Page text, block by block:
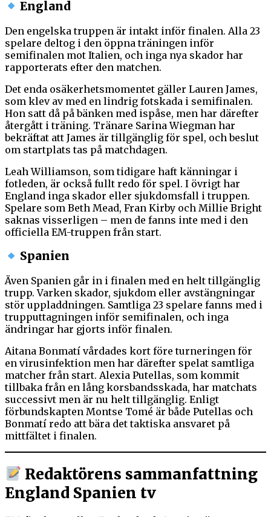
England
Den engelska truppen är intakt inför finalen. Alla 23
spelare deltog i den öppna träningen inför
semifinalen mot Italien, och inga nya skador har
rapporterats efter den matchen.
Det enda osäkerhetsmomentet gäller Lauren James,
som klev av med en lindrig fotskada i semifinalen.
Hon satt då på bänken med ispåse, men har därefter
återgått i träning. Tränare Sarina Wiegman har
bekräftat att James är tillgänglig för spel, och beslut
om startplats tas på matchdagen.
Leah Williamson, som tidigare haft känningar i
fotleden, är också fullt redo för spel. I övrigt har
England inga skador eller sjukdomsfall i truppen.
Spelare som Beth Mead, Fran Kirby och Millie Bright
saknas visserligen – men de fanns inte med i den
officiella EM-truppen från start.
Spanien
Även Spanien går in i finalen med en helt tillgänglig
trupp. Varken skador, sjukdom eller avstängningar
stör uppladdningen. Samtliga 23 spelare fanns med i
trupputtagningen inför semifinalen, och inga
ändringar har gjorts inför finalen.
Aitana Bonmatí vårdades kort före turneringen för
en virusinfektion men har därefter spelat samtliga
matcher från start. Alexia Putellas, som kommit
tillbaka från en lång korsbandsskada, har matchats
successivt men är nu helt tillgänglig. Enligt
förbundskapten Montse Tomé är både Putellas och
Bonmatí redo att bära det taktiska ansvaret på
mittfältet i finalen.
Redaktörens sammanfattning
England Spanien tv